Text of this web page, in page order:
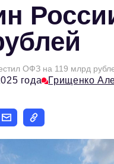
ОФЗ на 119 млрд
года Грищенко